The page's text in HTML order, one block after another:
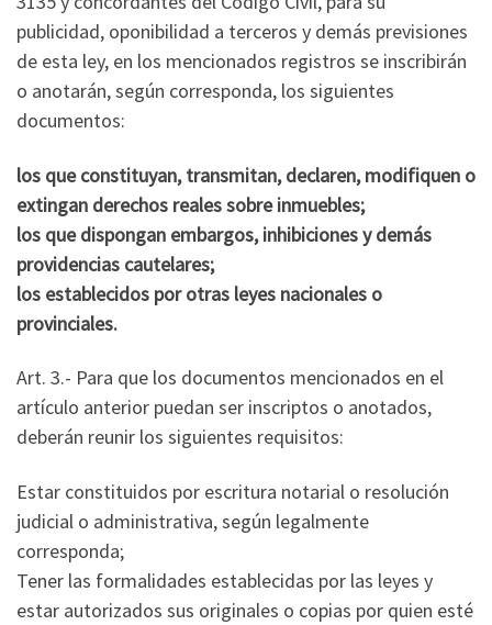
publicidad, oponibilidad a terceros y demás previsiones
de esta ley, en los mencionados registros se inscribirán
o anotarán, según corresponda, los siguientes
documentos:
los que constituyan, transmitan, declaren, modifiquen o
extingan derechos reales sobre inmuebles;
los que dispongan embargos, inhibiciones y demás
providencias cautelares;
los establecidos por otras leyes nacionales o
provinciales.
Art. 3.- Para que los documentos mencionados en el
artículo anterior puedan ser inscriptos o anotados,
deberán reunir los siguientes requisitos:
Estar constituidos por escritura notarial o resolución
judicial o administrativa, según legalmente
corresponda;
Tener las formalidades establecidas por las leyes y
estar autorizados sus originales o copias por quien esté